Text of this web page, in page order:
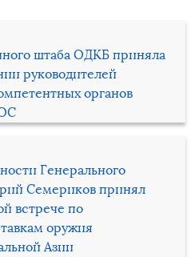
штаба ОДКБ приняла
руководителей
органов
Генерального
Семериков принял
встрече по
оружия
Азии